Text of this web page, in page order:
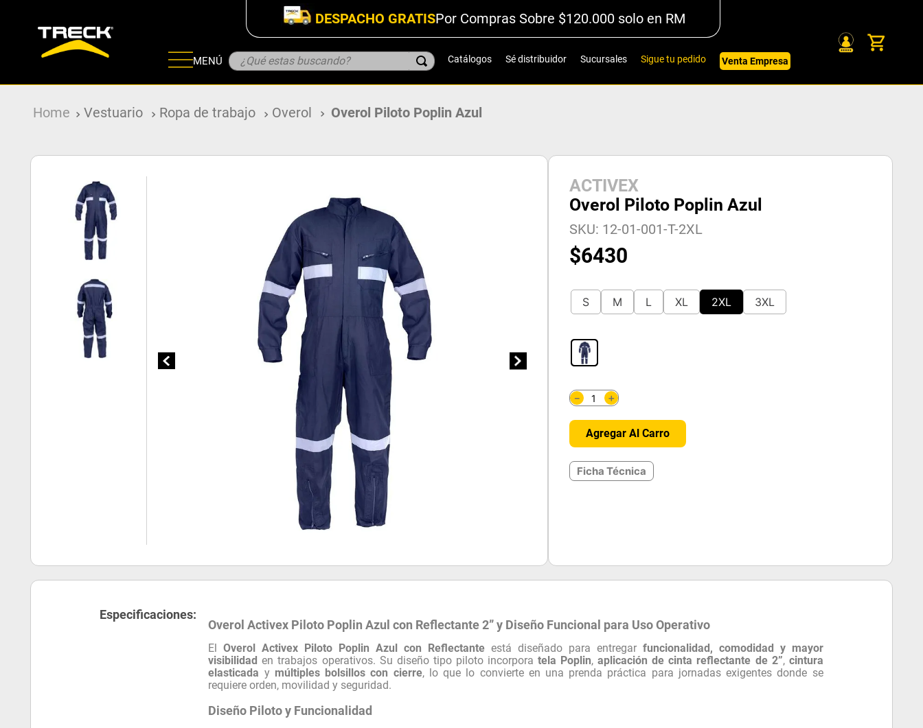
DESPACHO GRATISPor Compras Sobre $120.000 solo en RM
MENÚ ¿Qué estas buscando? Catálogos Sé distribuidor Sucursales Sigue tu pedido Venta Empresa
Vestuario Ropa de trabajo Overol Overol Piloto Poplin Azul
ACTIVEX
Overol Piloto Poplin Azul
SKU: 12-01-001-T-2XL
$6430
S M L XL 2XL 3XL
＋
－
Agregar Al Carro
Ficha Técnica
Especificaciones:
Overol Activex Piloto Poplin Azul con Reflectante 2” y Diseño Funcional para Uso Operativo
ElOverol Activex Piloto Poplin Azul con Reflectante está diseñado para entregar funcionalidad, comodidad y mayor
visibilidad en trabajos operativos. Su diseño tipo piloto incorporatela Poplin,aplicación de cinta reflectante de 2”, cintura
elasticada y múltiples bolsillos con cierre, lo que lo convierte en una prenda práctica para jornadas exigentes donde se
requiere orden, movilidad y seguridad.
Diseño Piloto y Funcionalidad